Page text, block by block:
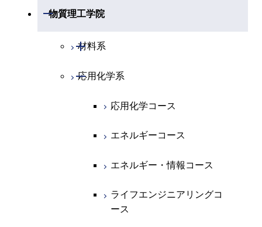
機械系
開閉
エネルギーコース
エネルギー・情報コース
エンジニアリングデザイン
ライフエンジニアリングコ
システム制御系
システム制御コース
エンジニアリングデザイン
電気電子系
電気電子コース
エネルギーコース
エネルギー・情報コース
ライフエンジニアリングコ
情報通信系
情報通信コース
エンジニアリングデザイン
コース
経営工学系
経営工学コース
エンジニアリングデザイン
物質理工学院
開閉
材料系
開閉
材料コース
エネルギーコース
エネルギー・情報コース
ライフエンジニアリングコ
原子核工学コース
応用化学系
開閉
応用化学コース
エネルギーコース
エネルギー・情報コース
ライフエンジニアリングコ
ース